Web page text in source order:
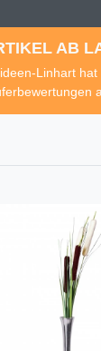
AB
Linhart hat